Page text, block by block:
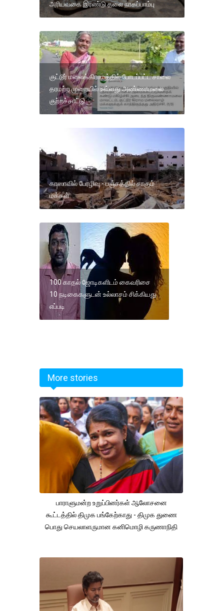
அரியவகை இரண்டு தலை நாகப்பாம்பு
குட்டூர் மலைக்கிராமத்தில் போடப்பட்ட சாலை
தரமற்ற முறையில் உள்ளது அண்ணாமலை
குற்றச்சாட்டு
காஸாவில் பேரழிவு - பஞ்சத்தில் சாகும்
மக்கள்
100 காதல் ஜோடிகளிடம் கைவரிசை
10 நடிகைகளுடன் உல்லாசம் சிக்கியது
எப்படி
More stories
பாராளுமன்ற உறுப்பினர்கள் ஆலோசனை
கூட்டத்தில் திமுக பங்கேற்காது - திமுக துணை
பொது செயலாளருமான கனிமொழி கருணாநிதி